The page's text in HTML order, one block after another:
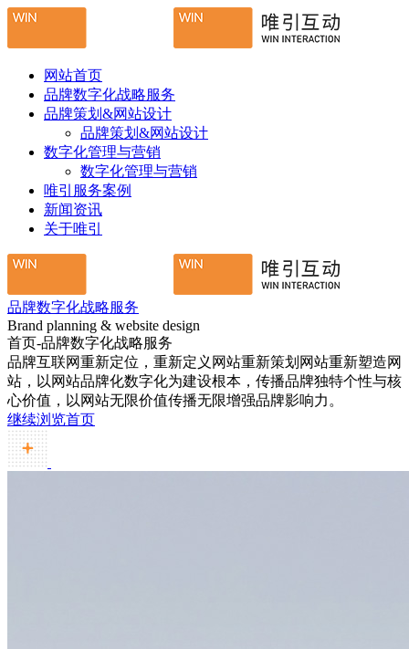
网站首页
品牌数字化战略服务
品牌策划&网站设计
品牌策划&网站设计
数字化管理与营销
数字化管理与营销
唯引服务案例
新闻资讯
关于唯引
品牌数字化战略服务
Brand planning & website design
首页-品牌数字化战略服务
品牌互联网重新定位，重新定义网站重新策划网站重新塑造网
站，以网站品牌化数字化为建设根本，传播品牌独特个性与核
心价值，以网站无限价值传播无限增强品牌影响力。
继续浏览首页